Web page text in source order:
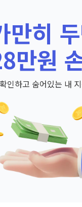
만히
만원
인하고 숨어있는 내